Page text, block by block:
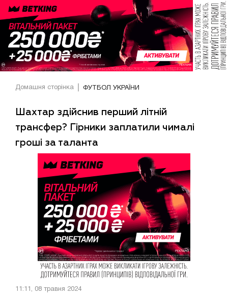
Домашня сторінка ФУТБОЛ УКРАЇНИ
Шахтар здійснив перший літній
трансфер? Гірники заплатили чималі
гроші за таланта
11:11, 08 травня 2024